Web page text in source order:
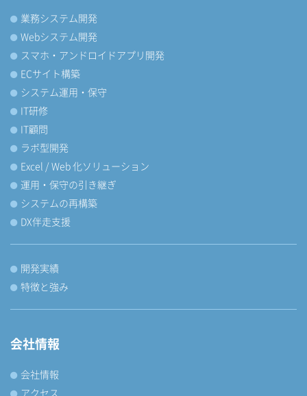
業務システム開発
Webシステム開発
スマホ・アンドロイドアプリ開発
ECサイト構築
システム運用・保守
IT研修
IT顧問
ラボ型開発
Excel / Web 化ソリューション
運用・保守の引き継ぎ
システムの再構築
DX伴走支援
開発実績
特徴と強み
会社情報
会社情報
アクセス